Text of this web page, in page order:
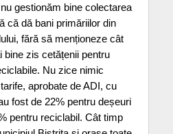
gestionăm bine colectarea
că dă bani primăriilor din
fără să menționeze cât
bine zis cetățenii pentru
Nu zice nimic
aprobate de ADI, cu
fost de 22% pentru deșeuri
pentru reciclabil. Cât timp